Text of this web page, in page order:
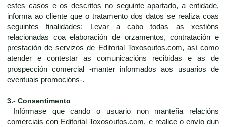
estes casos e os descritos no seguinte apartado, a entidade,
informa ao cliente que o tratamento dos datos se realiza coas
seguintes finalidades: Levar a cabo todas as xestións
relacionadas coa elaboración de orzamentos, contratación e
prestación de servizos de Editorial Toxosoutos.com, así como
atender e contestar as comunicacións recibidas e as de
prospección comercial -manter informados aos usuarios de
eventuais promocións-.
3.- Consentimento
Infórmase que cando o usuario non manteña relacións
comerciais con Editorial Toxosoutos.com, e realice o envío dun